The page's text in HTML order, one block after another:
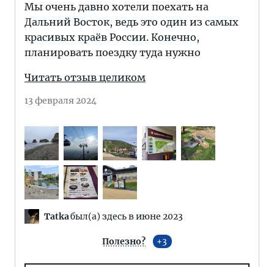
Мы очень давно хотели поехать на
Дальний Восток, ведь это один из самых
красивых краёв России. Конечно,
планировать поездку туда нужно
Читать отзыв целиком
13 февраля 2024
Tatkaбыл(а) здесь в июне 2023
Полезно? 3